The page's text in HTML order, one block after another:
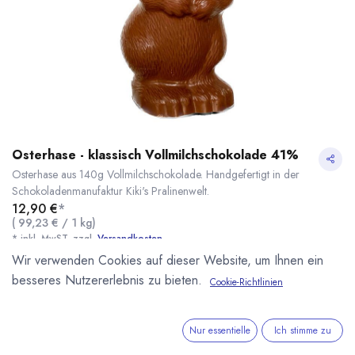
Osterhase - klassisch Vollmilchschokolade 41%
Osterhase aus 140g Vollmilchschokolade. Handgefertigt in der
Schokoladenmanufaktur Kiki's Pralinenwelt.
12,90 €*
( 99,23 € / 1 kg)
* inkl. MwST. zzgl. Versandkosten
Lieferzeit: Saisonartikel
Unsere eigene kleine Manufaktur für Pralinen und
Schokoladen in Minden Westfalen. Aus besten Zutaten
Wir verwenden Cookies auf dieser Website, um Ihnen ein
besseres Nutzererlebnis zu bieten.
Cookie-Richtlinien
Nur essentielle Ich stimme zu